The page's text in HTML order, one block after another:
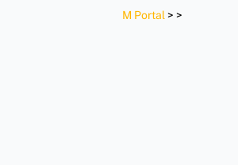
M Portal > >